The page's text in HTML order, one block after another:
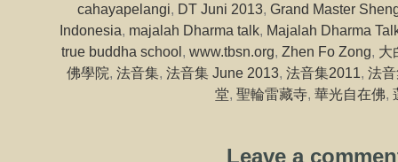
cahayapelangi, DT Juni 2013, Grand Master
Indonesia, majalah Dharma talk, Majalah Dharma
true buddha school, www.tbsn.org, Zhen Fo Zong, 大
佛學院, 法音集, 法音集 June 2013, 法音集2011, 法
堂, 聖輪雷藏寺, 華光自在佛,
Leave a